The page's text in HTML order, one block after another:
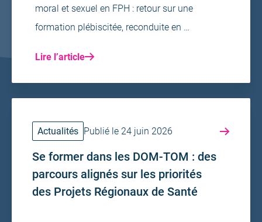
moral et sexuel en FPH : retour sur une
formation plébiscitée, reconduite en …
Lire l’article
Actualités Publié le 24 juin 2026
Se former dans les DOM-TOM : des
parcours alignés sur les priorités
des Projets Régionaux de Santé